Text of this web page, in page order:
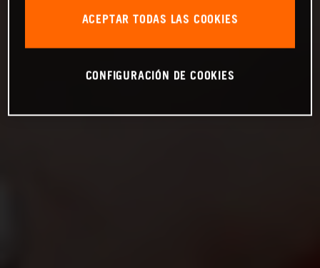
ACEPTAR TODAS LAS COOKIES
CONFIGURACIÓN DE COOKIES